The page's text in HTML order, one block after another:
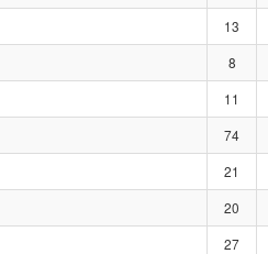
13
8
11
74
21
20
27